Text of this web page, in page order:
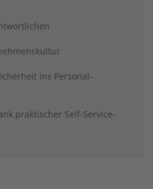
ins Personal-
praktischer Self-Service-